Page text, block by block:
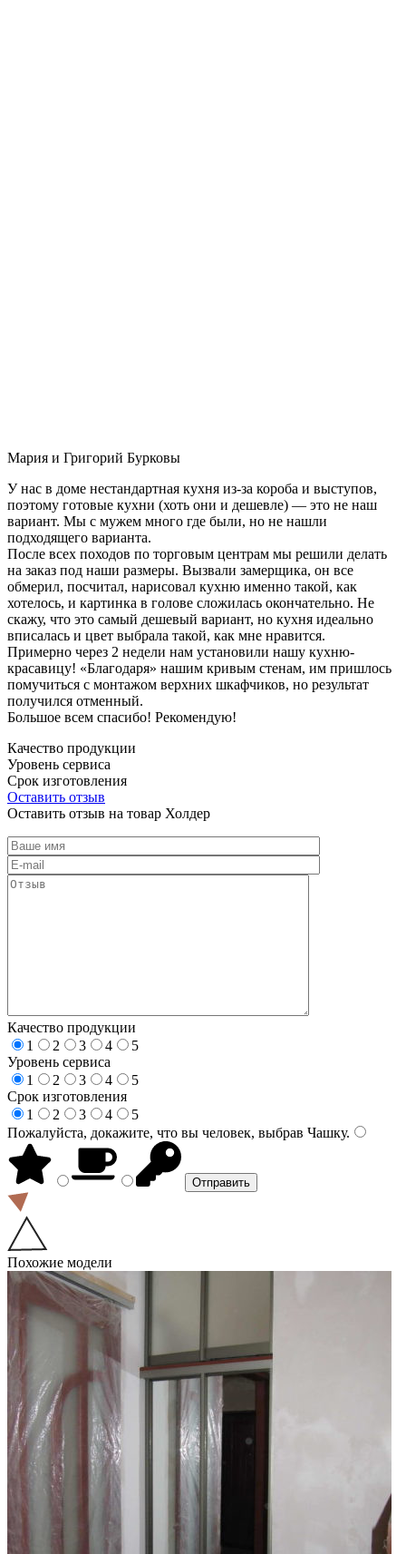
Мария и Григорий Бурковы
У нас в доме нестандартная кухня из-за короба и выступов,
поэтому готовые кухни (хоть они и дешевле) — это не наш
вариант. Мы с мужем много где были, но не нашли
подходящего варианта.
После всех походов по торговым центрам мы решили делать
на заказ под наши размеры. Вызвали замерщика, он все
обмерил, посчитал, нарисовал кухню именно такой, как
хотелось, и картинка в голове сложилась окончательно. Не
скажу, что это самый дешевый вариант, но кухня идеально
вписалась и цвет выбрала такой, как мне нравится.
Примерно через 2 недели нам установили нашу кухню-
красавицу! «Благодаря» нашим кривым стенам, им пришлось
помучиться с монтажом верхних шкафчиков, но результат
получился отменный.
Большое всем спасибо! Рекомендую!
Качество продукции
Уровень сервиса
Срок изготовления
Оставить отзыв
Оставить отзыв на товар Холдер
Качество продукции
1
2 3 4
5
Уровень сервиса
1
2 3 4
5
Срок изготовления
1
2 3 4
5
Пожалуйста, докажите, что вы человек, выбрав Чашку.
Похожие модели